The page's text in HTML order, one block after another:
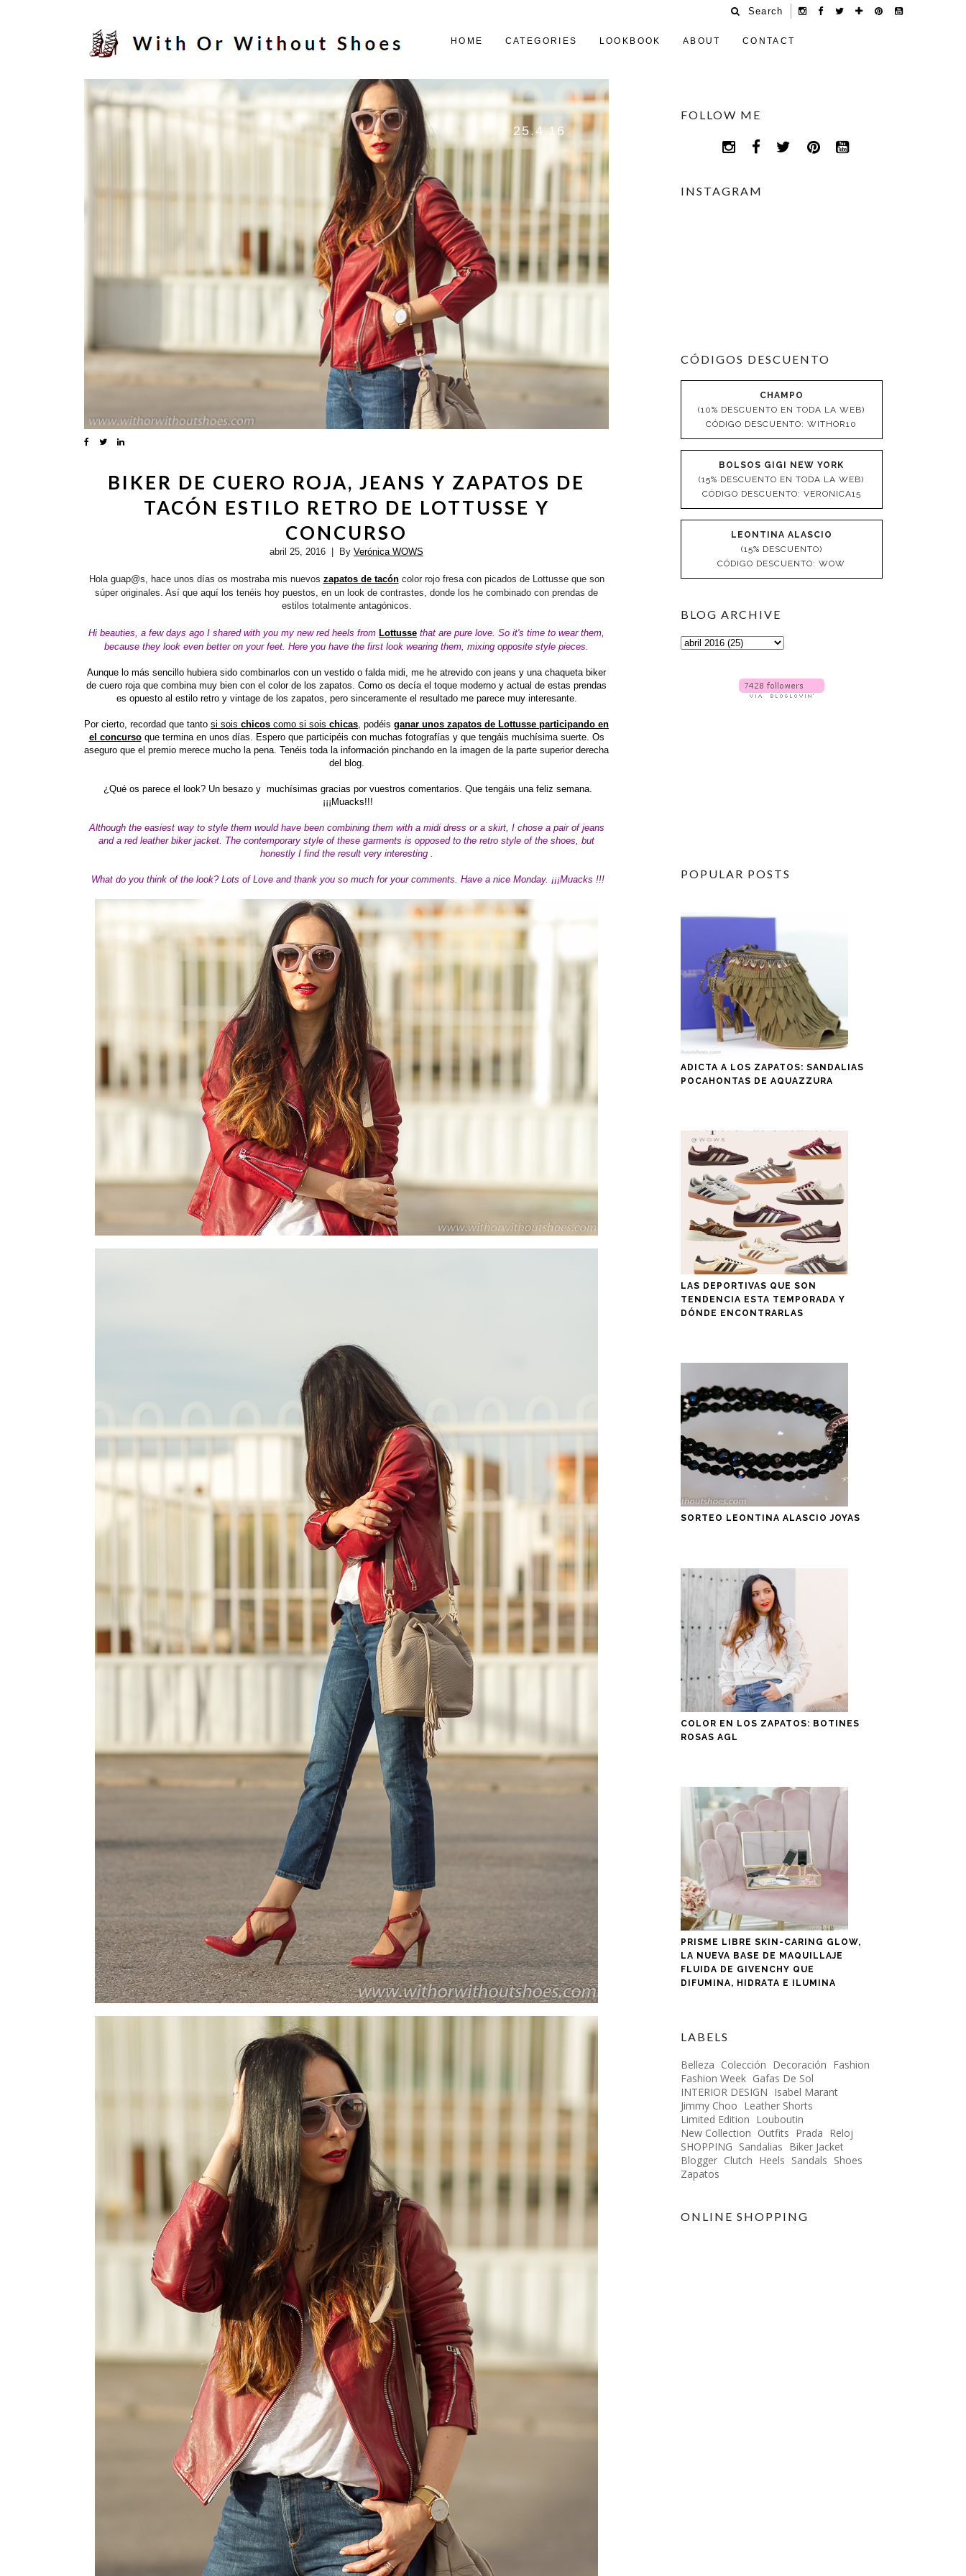
Search
HOME CATEGORIES LOOKBOOK ABOUT CONTACT
25.4.16
BIKER DE CUERO ROJA, JEANS Y ZAPATOS DE
TACÓN ESTILO RETRO DE LOTTUSSE Y
CONCURSO
abril 25, 2016 | By Verónica WOWS
Hola guap@s, hace unos días os mostraba mis nuevos zapatos de tacóncolor rojo fresa con picados de Lottusse que son
súper originales. Así que aquí los tenéis hoy puestos, en un look de contrastes, donde los he combinado con prendas de
estilos totalmente antagónicos.
Hi beauties, a few days ago I shared with you my new red heels from Lottusse that are pure love. So it's time to wear them,
because they look even better on your feet. Here you have the first look wearing them, mixing opposite style pieces.
Aunque lo más sencillo hubiera sido combinarlos con un vestido o falda midi, me he atrevido con jeans y una chaqueta biker
de cuero roja que combina muy bien con el color de los zapatos. Como os decía el toque moderno y actual de estas prendas
es opuesto al estilo retro y vintage de los zapatos, pero sinceramente el resultado me parece muy interesante.
Por cierto, recordad que tanto si sois chicos como si sois chicas, podéis ganar unos zapatos de Lottusse participando en
el concursoque termina en unos días. Espero que participéis con muchas fotografías y que tengáis muchísima suerte. Os
aseguro que el premio merece mucho la pena. Tenéis toda la información pinchando en la imagen de la parte superior derecha
del blog.
¿Qué os parece el look? Un besazo y muchísimas gracias por vuestros comentarios. Que tengáis una feliz semana.
¡¡¡Muacks!!!
Although the easiest way to style them would have been combining them with a mididress or a skirt, I chose a pair of jeans
and a red leather biker jacket. The contemporary style of these garments is opposed to the retro style of the shoes, but
honestly I find the result very interesting .
What do you think of the look? Lots of Love and thank you so much for your comments. Have a nice Monday. ¡¡¡Muacks !!!
FOLLOW ME
INSTAGRAM
CÓDIGOS DESCUENTO
CHAMPO
(10% DESCUENTO EN TODA LA WEB)
CÓDIGO DESCUENTO: WITHOR10
BOLSOS GIGI NEW YORK
(15% DESCUENTO EN TODA LA WEB)
CÓDIGO DESCUENTO: VERONICA15
LEONTINA ALASCIO
(15% DESCUENTO)
CÓDIGO DESCUENTO: WOW
BLOG ARCHIVE
POPULAR POSTS
ADICTA A LOS ZAPATOS: SANDALIAS
POCAHONTAS DE AQUAZZURA
LAS DEPORTIVAS QUE SON
TENDENCIA ESTA TEMPORADA Y
DÓNDE ENCONTRARLAS
SORTEO LEONTINA ALASCIO JOYAS
COLOR EN LOS ZAPATOS: BOTINES
ROSAS AGL
PRISME LIBRE SKIN-CARING GLOW,
LA NUEVA BASE DE MAQUILLAJE
FLUIDA DE GIVENCHY QUE
DIFUMINA, HIDRATA E ILUMINA
LABELS
Belleza Colección Decoración Fashion
Fashion Week Gafas De Sol
INTERIOR DESIGN Isabel Marant
Jimmy Choo Leather Shorts
Limited Edition Louboutin
New Collection Outfits Prada Reloj
SHOPPING Sandalias Biker Jacket
Blogger Clutch Heels Sandals Shoes
Zapatos
ONLINE SHOPPING